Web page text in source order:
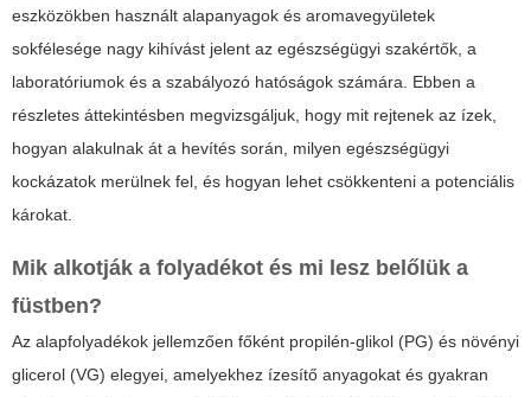
eszközökben használt alapanyagok és aromavegyületek
sokfélesége nagy kihívást jelent az egészségügyi szakértők, a
laboratóriumok és a szabályozó hatóságok számára. Ebben a
részletes áttekintésben megvizsgáljuk, hogy mit rejtenek az ízek,
hogyan alakulnak át a hevítés során, milyen egészségügyi
kockázatok merülnek fel, és hogyan lehet csökkenteni a potenciális
károkat.
Mik alkotják a folyadékot és mi lesz belőlük a
füstben?
Az alapfolyadékok jellemzően főként propilén-glikol (PG) és növényi
glicerol (VG) elegyei, amelyekhez ízesítő anyagokat és gyakran